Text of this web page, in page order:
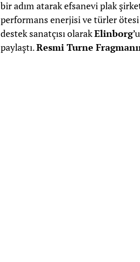
bir adım atarak efsanevi plak
performans enerjisi ve türler
destek sanatçısı olarakElinborg
paylaştı.Resmi Turne